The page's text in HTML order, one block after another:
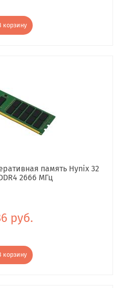
корзину
память Hynix 32
2666 МГц
руб.
корзину